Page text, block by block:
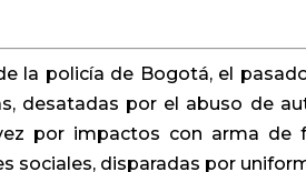
la policía de Bogotá, el
desatadas por el abuso de
por impactos con arma de
sociales, disparadas por